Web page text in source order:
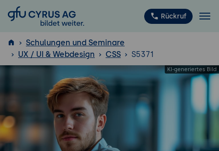
GFU Cyrus AG Rückruf
ISTQB ®
Schulungen und Seminare
UX / UI & Webdesign
CSS S5371